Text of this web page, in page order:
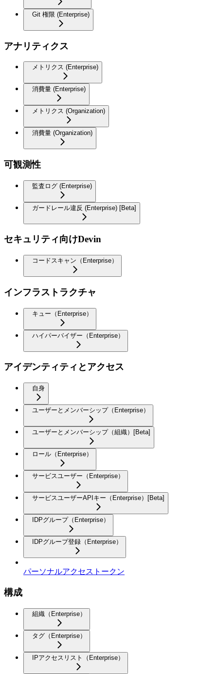
Git 権限 (Enterprise)
アナリティクス
メトリクス (Enterprise)
消費量 (Enterprise)
メトリクス (Organization)
消費量 (Organization)
可観測性
監査ログ (Enterprise)
ガードレール違反 (Enterprise) [Beta]
セキュリティ向けDevin
コードスキャン（Enterprise）
インフラストラクチャ
キュー（Enterprise）
ハイパーバイザー（Enterprise）
アイデンティティとアクセス
自身
ユーザーとメンバーシップ（Enterprise）
ユーザーとメンバーシップ（組織）[Beta]
ロール（Enterprise）
サービスユーザー（Enterprise）
サービスユーザーAPIキー（Enterprise）[Beta]
IDPグループ（Enterprise）
IDPグループ登録（Enterprise）
パーソナルアクセストークン
構成
組織（Enterprise）
タグ（Enterprise）
IPアクセスリスト（Enterprise）